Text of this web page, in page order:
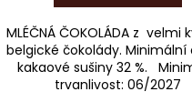
MLÉČNÁ ČOKOLÁDA z velmi
belgické čokolády. Minimální
kakaové sušiny 32 %.
trvanlivost: 06/2027